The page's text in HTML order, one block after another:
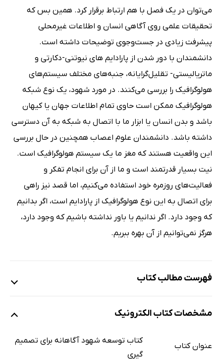
می‌توان در یک فصل با هم ارتباط برقرار کرد. همین بس که
تحقیقات علمی روی آگاهی انسان و اطلاعات غیرمحلی
پیشرفت زیادی در جست‌وجوی توضیحات داشته است.
دانشمندان با دور شدن از پارادایم های نیوتنی-دکارتی و
ماتریالیستی- تقلیل‌گرایانه، جنبه‌های مختلف سیستم‌های
هولوگرافیک را بررسی می‌کنند. در مورد شهود، یک نوع شبکه
هولوگرافیک ممکن است حاوی تمام اطلاعات جهان یا کیهان
باشد و بدن انسان یا ابزار ما با اتصال به شبکه به آن دسترسی
داشته باشد. دانشمندان علوم اعصاب همچنین در حال بررسی
این واقعیت هستند که مغز ما یک سیستم هولوگرافیک است.
نیت بسیار قدرتمند است و ما از آن برای انجام تفکر و
فعالیت‌های روزمره خود استفاده می‌کنیم، اما قصد نیز راهی
برای اتصال به این نوع هولوگرافیک از پارادایم است، اگر بدانیم
که وجود دارد. اگر ندانیم یا باور نداشته باشیم که وجود دارد،
هرگز نمی‌توانیم از آن بهره ببریم.
فهرست مطالب کتاب
فصل اول: رهبری شهودی: عصب‌شناختی، روان‌شناختی و
رویکرد کوانتومی برای افزایش هوش، نوآوری و کارایی
فصل دوم: تفکر خارج از مغز: برای شهود دقیق
مشخصات کتاب الکترونیک
عنوان کتاب
کتاب توسعه شهود آگاهانه برای تصمیم‌
گیری